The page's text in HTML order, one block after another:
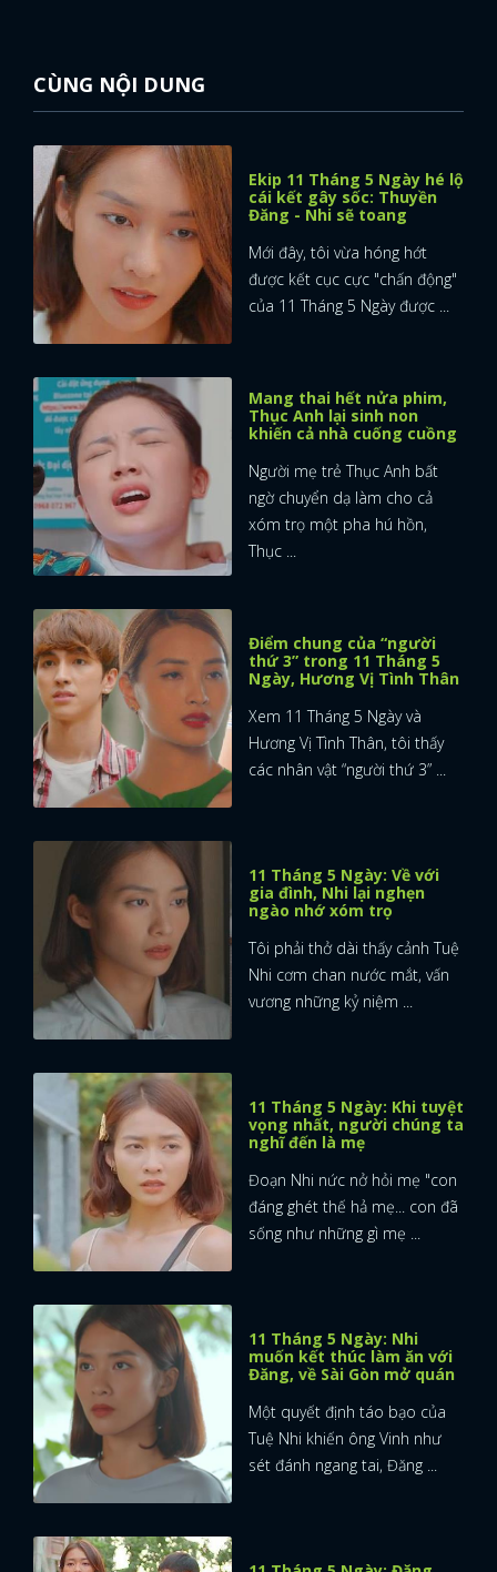
CÙNG NỘI DUNG
Ekip 11 Tháng 5 Ngày hé lộ
cái kết gây sốc: Thuyền
Đăng - Nhi sẽ toang
Mới đây, tôi vừa hóng hớt
được kết cục cực "chấn động"
của 11 Tháng 5 Ngày được ...
Mang thai hết nửa phim,
Thục Anh lại sinh non
khiến cả nhà cuống cuồng
Người mẹ trẻ Thục Anh bất
ngờ chuyển dạ làm cho cả
xóm trọ một pha hú hồn,
Thục ...
Điểm chung của “người
thứ 3” trong 11 Tháng 5
Ngày, Hương Vị Tình Thân
Xem 11 Tháng 5 Ngày và
Hương Vị Tình Thân, tôi thấy
các nhân vật “người thứ 3” ...
11 Tháng 5 Ngày: Về với
gia đình, Nhi lại nghẹn
ngào nhớ xóm trọ
Tôi phải thở dài thấy cảnh Tuệ
Nhi cơm chan nước mắt, vấn
vương những kỷ niệm ...
11 Tháng 5 Ngày: Khi tuyệt
vọng nhất, người chúng ta
nghĩ đến là mẹ
Đoạn Nhi nức nở hỏi mẹ "con
đáng ghét thế hả mẹ... con đã
sống như những gì mẹ ...
11 Tháng 5 Ngày: Nhi
muốn kết thúc làm ăn với
Đăng, về Sài Gòn mở quán
Một quyết định táo bạo của
Tuệ Nhi khiến ông Vinh như
sét đánh ngang tai, Đăng ...